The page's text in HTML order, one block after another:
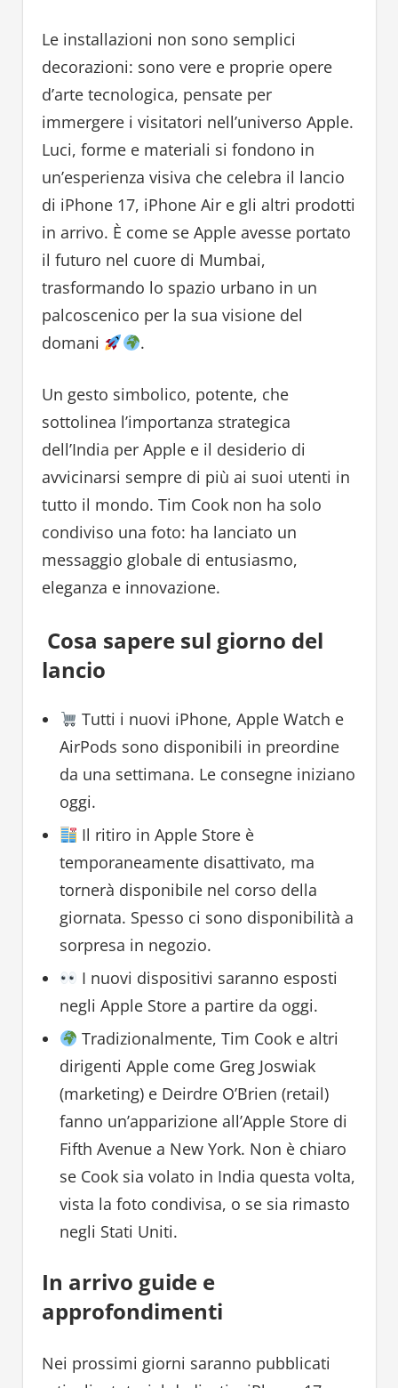
Le installazioni non sono semplici
decorazioni: sono vere e proprie opere
d’arte tecnologica, pensate per
immergere i visitatori nell’universo Apple.
Luci, forme e materiali si fondono in
un’esperienza visiva che celebra il lancio
di iPhone 17, iPhone Air e gli altri prodotti
in arrivo. È come se Apple avesse portato
il futuro nel cuore di Mumbai,
trasformando lo spazio urbano in un
palcoscenico per la sua visione del
domani
.
Un gesto simbolico, potente, che
sottolinea l’importanza strategica
dell’India per Apple e il desiderio di
avvicinarsi sempre di più ai suoi utenti in
tutto il mondo. Tim Cook non ha solo
condiviso una foto: ha lanciato un
messaggio globale di entusiasmo,
eleganza e innovazione.
Cosa sapere sul giorno del
lancio
Tutti i nuovi iPhone, Apple Watch e
AirPods sono disponibili in preordine
da una settimana. Le consegne iniziano
oggi.
Il ritiro in Apple Store è
temporaneamente disattivato, ma
tornerà disponibile nel corso della
giornata. Spesso ci sono disponibilità a
sorpresa in negozio.
I nuovi dispositivi saranno esposti
negli Apple Store a partire da oggi.
Tradizionalmente, Tim Cook e altri
dirigenti Apple come Greg Joswiak
(marketing) e Deirdre O’Brien (retail)
fanno un’apparizione all’Apple Store di
Fifth Avenue a New York. Non è chiaro
se Cook sia volato in India questa volta,
vista la foto condivisa, o se sia rimasto
negli Stati Uniti.
In arrivo guide e
approfondimenti
Nei prossimi giorni saranno pubblicati